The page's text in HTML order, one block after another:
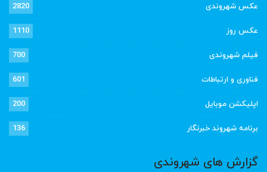
عکس شهروندی 2820
عکس روز 1110
فیلم شهروندی 700
فناوری و ارتباطات 601
اپلیکشن موبایل 200
برنامه شهروند خبرنگار 136
گزارش های شهروندی